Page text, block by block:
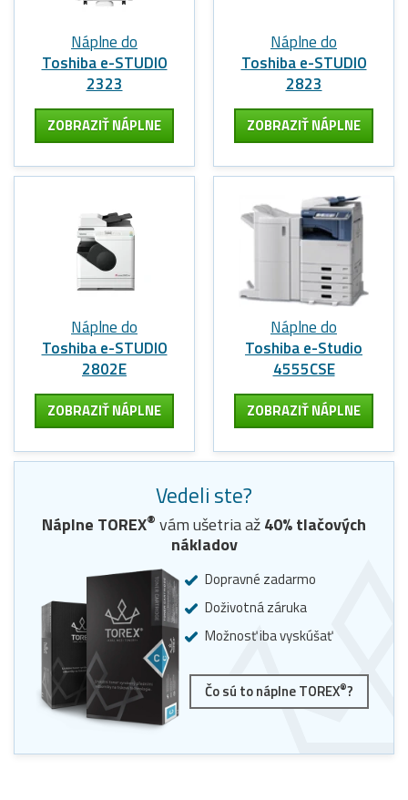
Náplne do
Toshiba e-STUDIO
2323
ZOBRAZIŤ NÁPLNE
Náplne do
Toshiba e-STUDIO
2823
ZOBRAZIŤ NÁPLNE
Náplne do
Toshiba e-STUDIO
2802E
ZOBRAZIŤ NÁPLNE
Náplne do
Toshiba e-Studio
4555CSE
ZOBRAZIŤ NÁPLNE
Vedeli ste?
Náplne TOREX® vám ušetria až40% tlačových
nákladov
Dopravné zadarmo
Doživotná záruka
Možnosť iba vyskúšať
Čo sú to náplne TOREX®?